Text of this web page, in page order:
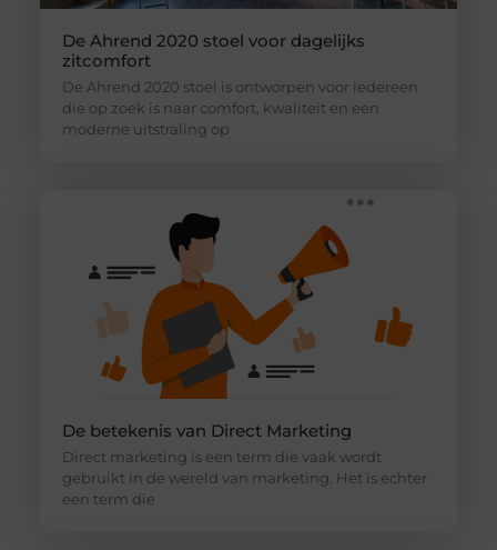
De Ahrend 2020 stoel voor dagelijks
zitcomfort
De Ahrend 2020 stoel is ontworpen voor iedereen
die op zoek is naar comfort, kwaliteit en een
moderne uitstraling op
De betekenis van Direct Marketing
Direct marketing is een term die vaak wordt
gebruikt in de wereld van marketing. Het is echter
een term die